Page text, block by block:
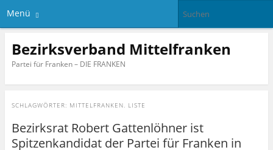
Menü
Bezirksverband Mittelfranken
Partei für Franken – DIE FRANKEN
SCHLAGWÖRTER: MITTELFRANKEN. LISTE
Bezirksrat Robert Gattenlöhner ist
Spitzenkandidat der Partei für Franken in